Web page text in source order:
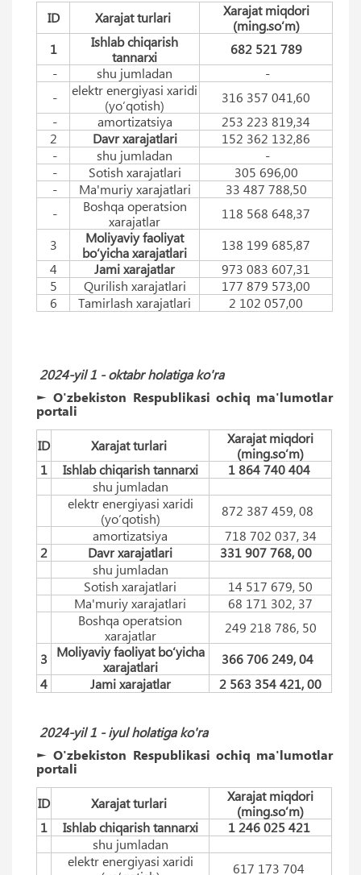
ID Xarajat turlari
Xarajat miqdori
(ming.so‘m)
1
Ishlab chiqarish
tannarxi
682 521 789
-
shu jumladan
-
-
elektr energiyasi xaridi
(yo‘qotish)
316 357 041,60
-
amortizatsiya
253 223 819,34
2
Davr xarajatlari
152 362 132,86
-
shu jumladan
-
-
Sotish xarajatlari
305 696,00
-
Ma'muriy xarajatlari
33 487 788,50
-
Boshqa operatsion
xarajatlar
118 568 648,37
3
Moliyaviy faoliyat
bo‘yicha xarajatlari
138 199 685,87
4
Jami xarajatlar
973 083 607,31
5
Qurilish xarajatlari
177 879 573,00
6
Tamirlash xarajatlari 2 102 057,00
2024-yil 1 -oktabrholatiga ko'ra
► O'zbekiston Respublikasi ochiq ma'lumotlar
portali
ID Xarajat turlari
Xarajat miqdori
(ming.so‘m)
1
Ishlab chiqarish tannarxi
1 864 740 404
shu jumladan
elektr energiyasi xaridi
(yo‘qotish)
872 387 459, 08
amortizatsiya
718 702 037, 34
2
Davr xarajatlari
331 907 768, 00
shu jumladan
Sotish xarajatlari
14 517 679, 50
Ma'muriy xarajatlari
68 171 302, 37
Boshqa operatsion
xarajatlar
249 218 786, 50
3
Moliyaviy faoliyat bo‘yicha
xarajatlari
366 706 249, 04
4
Jami xarajatlar 2 563 354 421, 00
2024-yil 1 -iyulholatiga ko'ra
► O'zbekiston Respublikasi ochiq ma'lumotlar
portali
ID Xarajat turlari
Xarajat miqdori
(ming.so‘m)
1
Ishlab chiqarish tannarxi
1 246 025 421
shu jumladan
elektr energiyasi xaridi
617 173 704